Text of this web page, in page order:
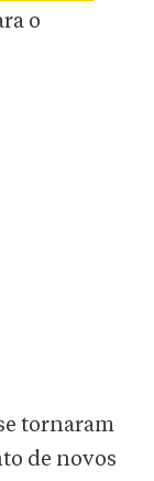
o
tornaram
de novos